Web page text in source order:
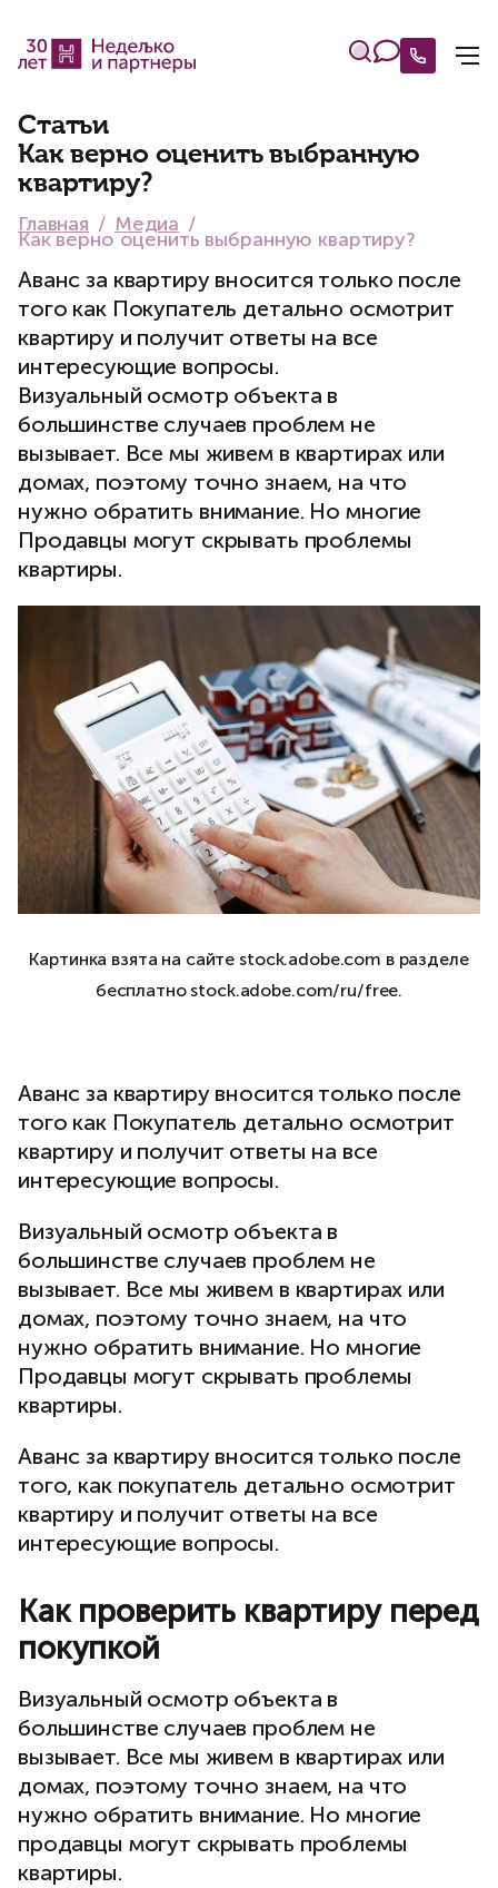
Статьи
Как верно оценить выбранную
квартиру?
Главная Медиа
Как верно оценить выбранную квартиру?
Аванс за квартиру вносится только после
того как Покупатель детально осмотрит
квартиру и получит ответы на все
интересующие вопросы.
Визуальный осмотр объекта в
большинстве случаев проблем не
вызывает. Все мы живем в квартирах или
домах, поэтому точно знаем, на что
нужно обратить внимание. Но многие
Продавцы могут скрывать проблемы
квартиры.
Картинка взята на сайте stock.adobe.com в разделе
бесплатно stock.adobe.com/ru/free.
Аванс за квартиру вносится только после
того как Покупатель детально осмотрит
квартиру и получит ответы на все
интересующие вопросы.
Визуальный осмотр объекта в
большинстве случаев проблем не
вызывает. Все мы живем в квартирах или
домах, поэтому точно знаем, на что
нужно обратить внимание. Но многие
Продавцы могут скрывать проблемы
квартиры.
Аванс за квартиру вносится только после
того, как покупатель детально осмотрит
квартиру и получит ответы на все
интересующие вопросы.
Как проверить квартиру перед
покупкой
Визуальный осмотр объекта в
большинстве случаев проблем не
вызывает. Все мы живем в квартирах или
домах, поэтому точно знаем, на что
нужно обратить внимание. Но многие
продавцы могут скрывать проблемы
квартиры.